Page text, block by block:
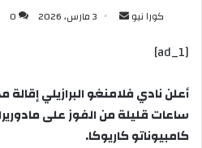
كورا نيو
أرسل 3 مارس، 2026 0
[ad_1]
أعلن نادي فلامنغو البرازيلي
كامبيوناتو كاريوكا.